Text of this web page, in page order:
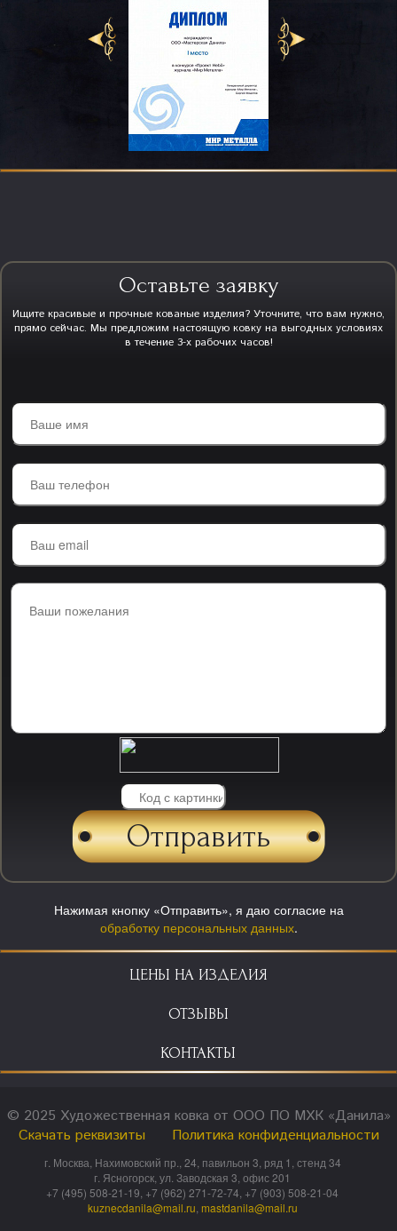
Оставьте заявку
Ищите красивые и прочные кованые изделия? Уточните, что вам нужно,
прямо сейчас. Мы предложим настоящую ковку на выгодных условиях
в течение 3-х рабочих часов!
Нажимая кнопку «Отправить», я даю согласие на
обработку персональных данных.
ЦЕНЫ НА ИЗДЕЛИЯ
ОТЗЫВЫ
КОНТАКТЫ
© 2025 Художественная ковка от ООО ПО МХК «Данила»
Скачать реквизиты
Политика конфиденциальности
г. Москва, Нахимовский пр., 24, павильон 3, ряд 1, стенд 34
г. Ясногорск, ул. Заводская 3, офис 201
+7 (495) 508-21-19, +7 (962) 271-72-74, +7 (903) 508-21-04
kuznecdanila@mail.ru mastdanila@mail.ru